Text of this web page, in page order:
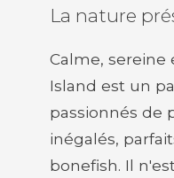
La nature
Calme, sereine
Island est un
passionnés de
inégalés,
bonefish. Il